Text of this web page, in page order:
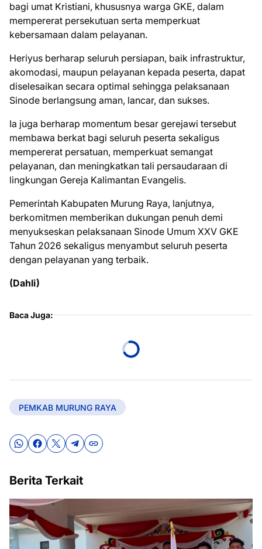
bagi umat Kristiani, khususnya warga GKE, dalam
mempererat persekutuan serta memperkuat
kebersamaan dalam pelayanan.
Heriyus berharap seluruh persiapan, baik infrastruktur,
akomodasi, maupun pelayanan kepada peserta, dapat
diselesaikan secara optimal sehingga pelaksanaan
Sinode berlangsung aman, lancar, dan sukses.
Ia juga berharap momentum besar gerejawi tersebut
membawa berkat bagi seluruh peserta sekaligus
mempererat persatuan, memperkuat semangat
pelayanan, dan meningkatkan tali persaudaraan di
lingkungan Gereja Kalimantan Evangelis.
Pemerintah Kabupaten Murung Raya, lanjutnya,
berkomitmen memberikan dukungan penuh demi
menyukseskan pelaksanaan Sinode Umum XXV GKE
Tahun 2026 sekaligus menyambut seluruh peserta
dengan pelayanan yang terbaik.
(Dahli)
Baca Juga:
PEMKAB MURUNG RAYA
Berita Terkait